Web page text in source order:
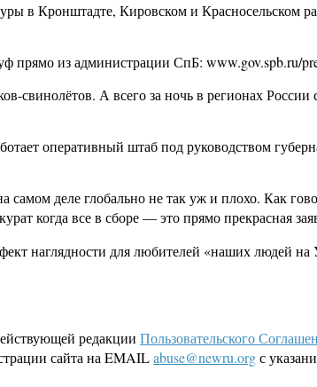
Кронштадте, Кировском и Красносельском
из администрации СпБ: www.gov.spb.ru/
свинолётов. А всего за ночь в регионах
оперативный штаб под руководством
деле глобально не так уж и плохо. Как
когда все в сборе — это прямо прекрасная
наглядности для любителей «наших людей на
редакции Пользовательского
сайта на EMAILabuse@newru.orgс